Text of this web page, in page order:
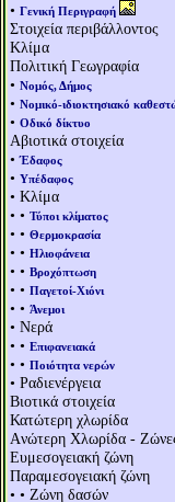
• Γενική Περιγραφή
Στοιχεία περιβάλλοντος
Κλίμα
Πολιτική Γεωγραφία
• Νομός, Δήμος
• Νομικό-ιδιοκτησιακό
• Οδικό δίκτυο
Αβιοτικά στοιχεία
•Έδαφος
• Υπέδαφος
• Κλίμα
• • Τύποι κλίματος
• • Θερμοκρασία
• • Ηλιοφάνεια
• • Βροχόπτωση
• • Παγετοί-Χιόνι
• • Άνεμοι
• Νερά
• • Επιφανειακά
• • Ποιότητα νερών
• Ραδιενέργεια
Βιοτικά στοιχεία
Κατώτερη χλωρίδα
Aνώτερη Χλωρίδα -
Ευμεσογειακή ζώνη
Παραμεσογειακή ζώνη
• • Ζώνη δασών